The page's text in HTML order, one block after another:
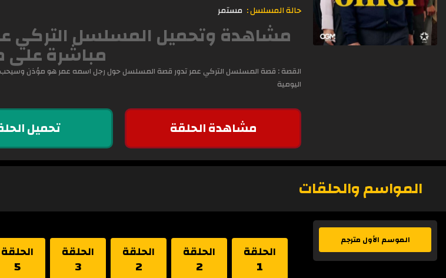
حالة المسلسل : مستمر
مباشرة
القصة : قصة المسلسل التركي عمر تدور قصة المسلسل حول رجل اسمه عمر هو مؤذن وسيحب
اليومية
مشاهدة الحلقة تحميل
المواسم والحلقات
الموسم الأول مترجم
الحلقة
1
الحلقة
2
الحلقة
2
الحلقة
3
الحلقة
5